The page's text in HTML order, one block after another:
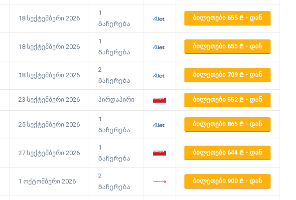
18 სექტემბერი 2026
1
Გაჩერება
ᲑᲘᲚᲔᲗᲔᲑᲘ 655 - ᲓᲐᲜ
18 სექტემბერი 2026
1
Გაჩერება
ᲑᲘᲚᲔᲗᲔᲑᲘ 655 - ᲓᲐᲜ
18 სექტემბერი 2026
2
Გაჩერება
ᲑᲘᲚᲔᲗᲔᲑᲘ 709 - ᲓᲐᲜ
23 სექტემბერი 2026 პირდაპირი ᲑᲘᲚᲔᲗᲔᲑᲘ 552 - ᲓᲐᲜ
25 სექტემბერი 2026
1
Გაჩერება
ᲑᲘᲚᲔᲗᲔᲑᲘ 865 - ᲓᲐᲜ
27 სექტემბერი 2026
1
Გაჩერება
ᲑᲘᲚᲔᲗᲔᲑᲘ 644 - ᲓᲐᲜ
1 ოქტომბერი 2026
2
Გაჩერება
ᲑᲘᲚᲔᲗᲔᲑᲘ 900 - ᲓᲐᲜ